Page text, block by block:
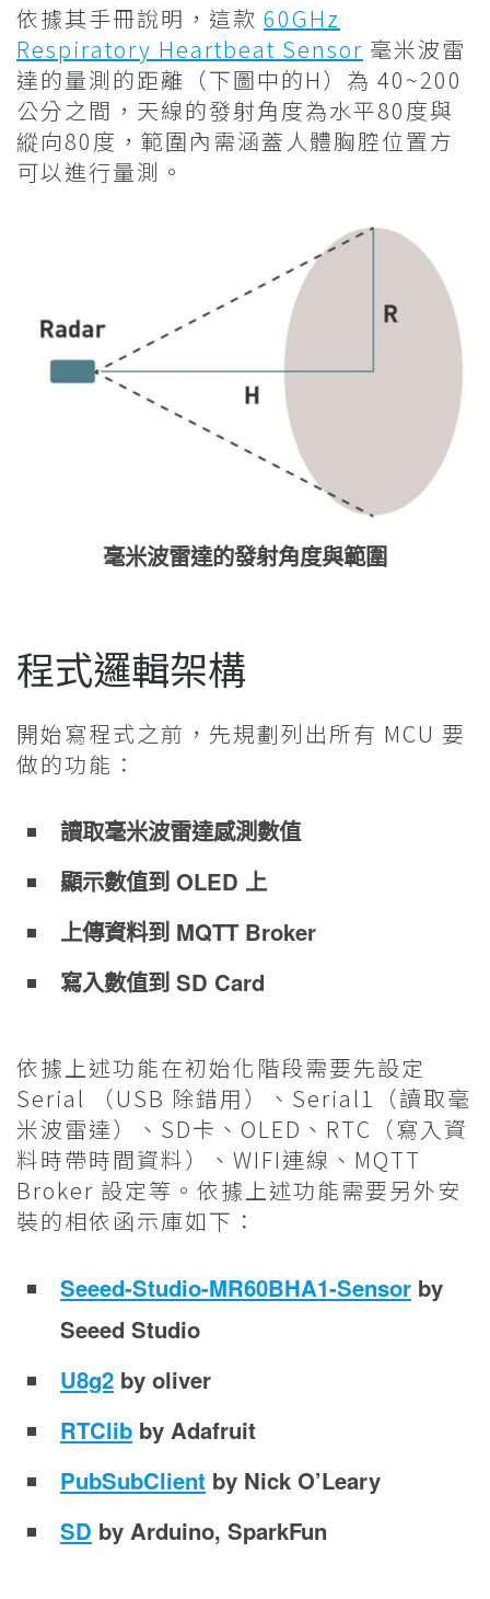
依據其手冊說明，這款 60GHz
Respiratory Heartbeat Sensor 毫米波雷
達的量測的距離（下圖中的H）為 40~200
公分之間，天線的發射角度為水平80度與
縱向80度，範圍內需涵蓋人體胸腔位置方
可以進行量測。
毫米波雷達的發射角度與範圍
程式邏輯架構
開始寫程式之前，先規劃列出所有 MCU 要
做的功能：
讀取毫米波雷達感測數值
顯示數值到 OLED 上
上傳資料到 MQTT Broker
寫入數值到 SD Card
依據上述功能在初始化階段需要先設定
Serial （USB 除錯用）、Serial1（讀取毫
米波雷達）、SD卡、OLED、RTC（寫入資
料時帶時間資料）、WIFI連線、MQTT
Broker 設定等。依據上述功能需要另外安
裝的相依函示庫如下：
Seeed-Studio-MR60BHA1-Sensor by
Seeed Studio
U8g2 by oliver
RTClib by Adafruit
PubSubClient by Nick O’Leary
SD by Arduino, SparkFun